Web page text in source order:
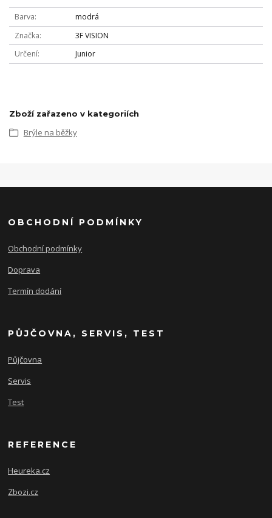
Barva
modrá
Značka
3F VISION
Určení
Junior
Zboží zařazeno v kategoriích
Brýle na běžky
OBCHODNÍ PODMÍNKY
Obchodní podmínky
Doprava
Termín dodání
PŮJČOVNA, SERVIS, TEST
Půjčovna
Servis
Test
REFERENCE
Heureka.cz
Zbozi.cz